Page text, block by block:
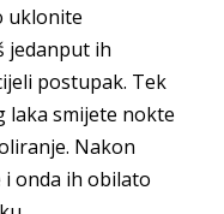
uklonite
jedanput ih
postupak. Tek
laka smijete nokte
Nakon
onda ih obilato